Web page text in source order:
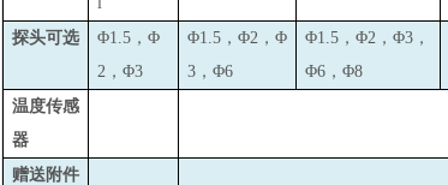
探头可选
Φ1.5，Φ
2，Φ3
Φ1.5，Φ2，Φ
3，Φ6
Φ1.5，Φ2，Φ3，
Φ6，Φ8
温度传感
器
赠送附件